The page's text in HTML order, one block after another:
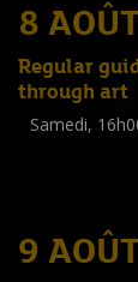
8
Regular
through art
Samedi,
9